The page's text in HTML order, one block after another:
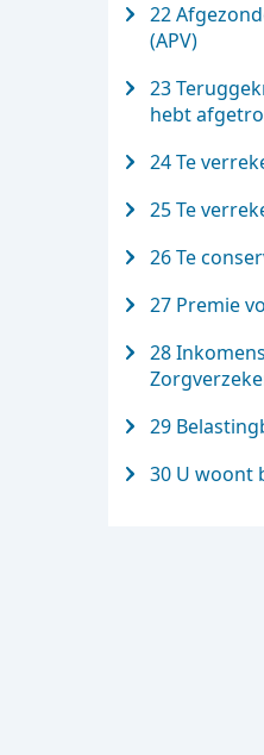
22
(APV)
23
hebt
24 Te
25 Te
26 Te
27 Premie
28
29
30 U woont